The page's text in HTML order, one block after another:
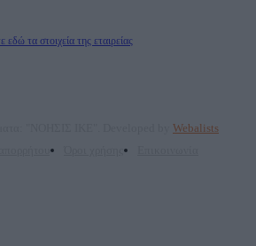
εδώ τα στοιχεία της εταιρείας
Webalists